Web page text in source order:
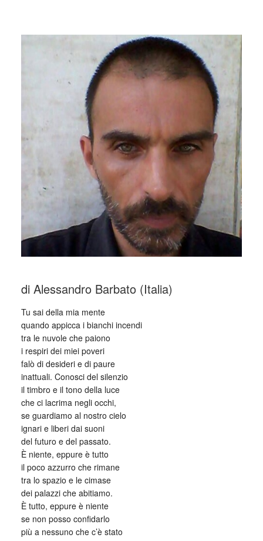
di Alessandro Barbato (Italia)
Tu sai della mia mente
quando appicca i bianchi incendi
tra le nuvole che paiono
i respiri dei miei poveri
falò di desideri e di paure
inattuali. Conosci del silenzio
il timbro e il tono della luce
che ci lacrima negli occhi,
se guardiamo al nostro cielo
ignari e liberi dai suoni
del futuro e del passato.
È niente, eppure è tutto
il poco azzurro che rimane
tra lo spazio e le cimase
dei palazzi che abitiamo.
È tutto, eppure è niente
se non posso confidarlo
più a nessuno che c’è stato